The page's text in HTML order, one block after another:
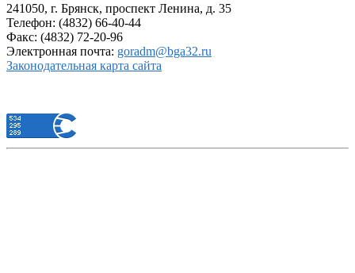
241050, г. Брянск, проспект Ленина, д. 35
Телефон: (4832) 66-40-44
Факс: (4832) 72-20-96
Электронная почта: goradm@bga32.ru
Законодательная карта сайта